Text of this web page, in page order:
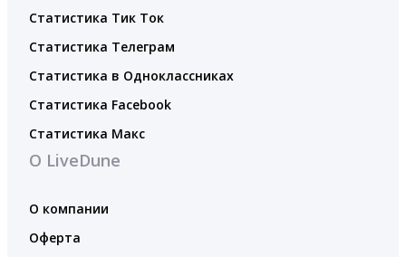
Статистика Тик Ток
Статистика Телеграм
Статистика в Одноклассниках
Статистика Facebook
Статистика Макс
О LiveDune
О компании
Оферта